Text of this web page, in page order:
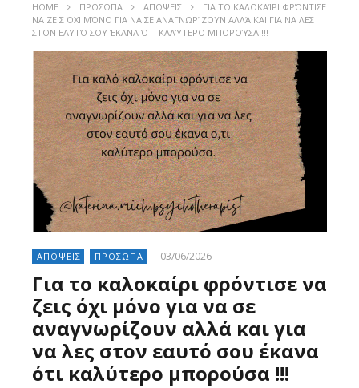
HOME ΠΡΟΣΩΠΑ ΑΠΟΨΕΙΣ
ΓΙΑ ΤΟ ΚΑΛΟΚΑΊΡΙ ΦΡΌΝΤΙΣΕ
ΝΑ ΖΕΙΣ ΌΧΙ ΜΌΝΟ ΓΙΑ ΝΑ ΣΕ ΑΝΑΓΝΩΡΊΖΟΥΝ ΑΛΛΆ ΚΑΙ ΓΙΑ ΝΑ ΛΕΣ
ΣΤΟΝ ΕΑΥΤΌ ΣΟΥ ΈΚΑΝΑ ΌΤΙ ΚΑΛΎΤΕΡΟ ΜΠΟΡΟΎΣΑ !!!
ΑΠΟΨΕΙΣ ΠΡΟΣΩΠΑ 03/06/2026
Για το καλοκαίρι φρόντισε να
ζεις όχι μόνο για να σε
αναγνωρίζουν αλλά και για
να λες στον εαυτό σου έκανα
ότι καλύτερο μπορούσα !!!